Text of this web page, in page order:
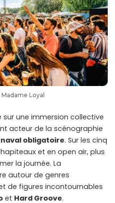
Loyal
une immersion collective
acteur de la scénographie
obligatoire. Sur les cinq
et en open air, plus
la journée. La
autour de genres
de figures incontournables
et Hard Groove.